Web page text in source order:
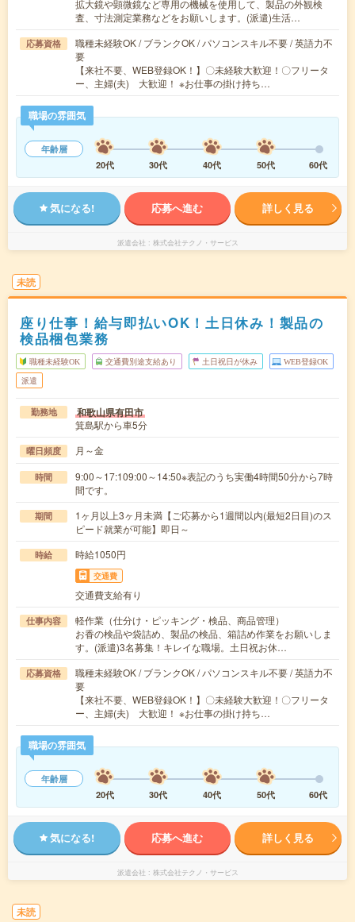
拡大鏡や顕微鏡など専用の機械を使用して、製品の外観検
査、寸法測定業務などをお願いします。(派遣)生活…
応募資格
職種未経験OK / ブランクOK / パソコンスキル不要 / 英語力不
要
【来社不要、WEB登録OK！】〇未経験大歓迎！〇フリータ
ー、主婦(夫) 大歓迎！ ※お仕事の掛け持ち…
職場の雰囲気
年齢層
20代
30代 40代 50代 60代
気になる! 応募へ進む 詳しく見る
派遣会社 株式会社テクノ・サービス
未読
座り仕事！給与即払いOK！土日休み！製品の
検品梱包業務
職種未経験OK 交通費別途支給あり 土日祝日が休み WEB登録OK
派遣
勤務地 和歌山県有田市
箕島駅から車5分
曜日頻度 月～金
時間
9:00～17:109:00～14:50※表記のうち実働4時間50分から7時
間です。
期間
1ヶ月以上3ヶ月未満【ご応募から1週間以内(最短2日目)のス
ピード就業が可能】即日～
時給 時給1050円
交通費
交通費支給有り
仕事内容
軽作業（仕分け・ピッキング・検品、商品管理）
お香の検品や袋詰め、製品の検品、箱詰め作業をお願いしま
す。(派遣)3名募集！キレイな職場。土日祝お休…
応募資格
職種未経験OK / ブランクOK / パソコンスキル不要 / 英語力不
要
【来社不要、WEB登録OK！】〇未経験大歓迎！〇フリータ
ー、主婦(夫) 大歓迎！ ※お仕事の掛け持ち…
職場の雰囲気
年齢層
20代
30代 40代 50代 60代
気になる! 応募へ進む 詳しく見る
派遣会社 株式会社テクノ・サービス
未読